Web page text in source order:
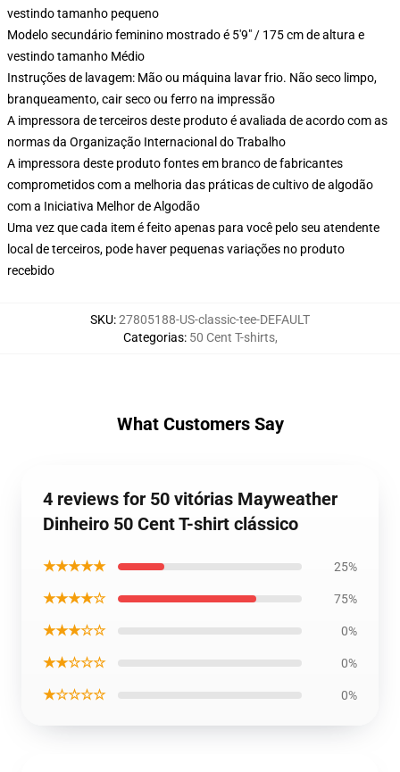
vestindo tamanho pequeno
Modelo secundário feminino mostrado é 5'9" / 175 cm de altura e
vestindo tamanho Médio
Instruções de lavagem: Mão ou máquina lavar frio. Não seco limpo,
branqueamento, cair seco ou ferro na impressão
A impressora de terceiros deste produto é avaliada de acordo com as
normas da Organização Internacional do Trabalho
A impressora deste produto fontes em branco de fabricantes
comprometidos com a melhoria das práticas de cultivo de algodão
com a Iniciativa Melhor de Algodão
Uma vez que cada item é feito apenas para você pelo seu atendente
local de terceiros, pode haver pequenas variações no produto
recebido
SKU:27805188-US-classic-tee-DEFAULT
Categorias: 50 Cent T-shirts,
What Customers Say
4 reviews for 50 vitórias Mayweather
Dinheiro 50 Cent T-shirt clássico
★★★★★ 25%
★★★★☆ 75%
★★★☆☆ 0%
★★☆☆☆ 0%
★☆☆☆☆ 0%